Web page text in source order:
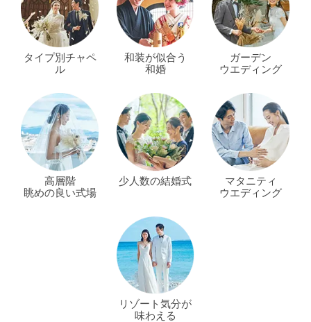
タイプ別チャペ
ル
和装が似合う
和婚
ガーデン
ウエディング
高層階
眺めの良い式場
少人数の結婚式
マタニティ
ウエディング
リゾート気分が
味わえる